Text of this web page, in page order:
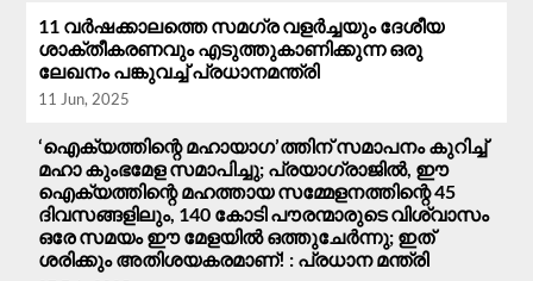
11 വർഷക്കാലത്തെ സമഗ്ര വളർച്ചയും ദേശീയ
ശാക്തീകരണവും എടുത്തുകാണിക്കുന്ന ഒരു
ലേഖനം പങ്കുവച്ച് പ്രധാനമന്ത്രി
11 Jun, 2025
‘ഐക്യത്തിന്റെ മഹായാഗ’ത്തിന് സമാപനം കുറിച്ച്
മഹാ കുംഭമേള സമാപിച്ചു; പ്രയാഗ്‌രാജിൽ, ഈ
ഐക്യത്തിന്റെ മഹത്തായ സമ്മേളനത്തിന്റെ 45
ദിവസങ്ങളിലും, 140 കോടി പൗരന്മാരുടെ വിശ്വാസം
ഒരേ സമയം ഈ മേളയിൽ ഒത്തുചേർന്നു; ഇത്
ശരിക്കും അതിശയകരമാണ്! : പ്രധാന മന്ത്രി